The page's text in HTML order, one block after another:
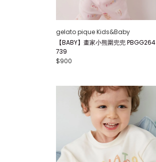
gelato pique Kids&Baby
【BABY】畫家小熊圍兜兜 PBGG264
739
$900